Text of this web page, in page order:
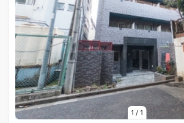
1 / 1